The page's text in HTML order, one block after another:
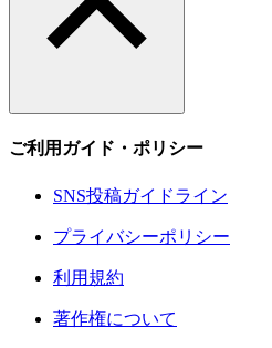
ご利用ガイド・ポリシー
SNS投稿ガイドライン
プライバシーポリシー
利用規約
著作権について